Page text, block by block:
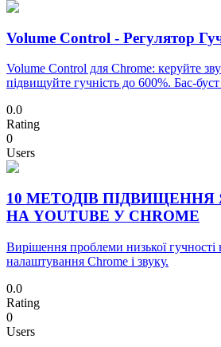
Volume Control - Регулятор
Volume Control для Chrome: керуйте
підвищуйте гучність до 600%. Бас-
0.0
Rating
0
Users
10 МЕТОДІВ ПІДВИЩЕННЯ
НА YOUTUBE У CHROME
Вирішення проблеми низької
налаштування Chrome і звуку.
0.0
Rating
0
Users